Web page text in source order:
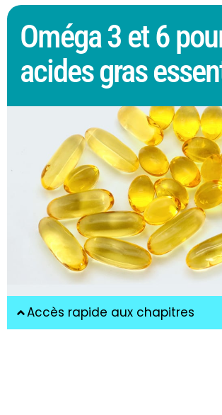
Oméga 3 et 6
acides gras
Accès rapide aux chapitres